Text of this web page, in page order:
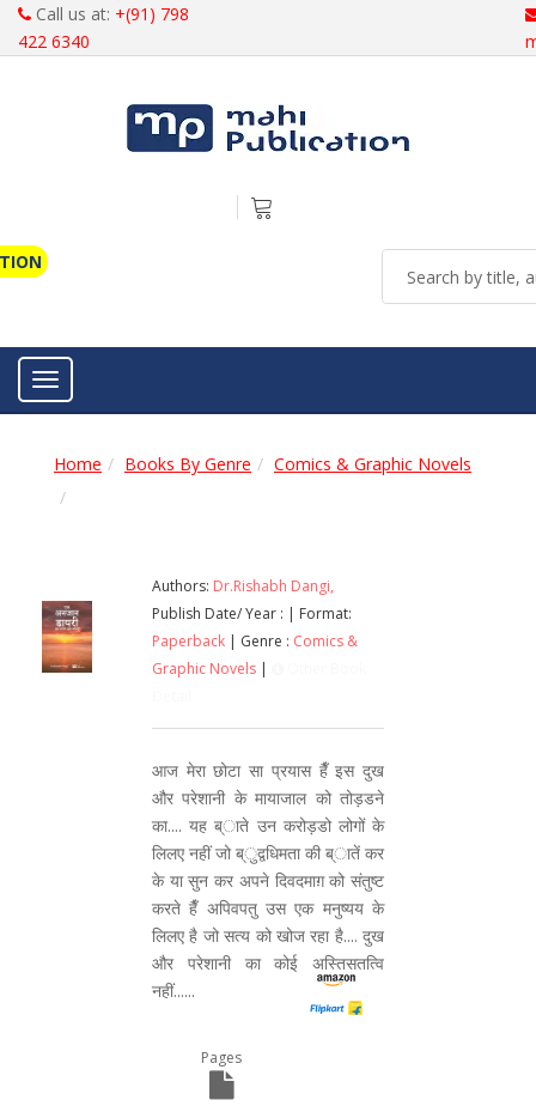
Call us at: +(91) 798
422 6340
Toggle navigation
Home Books By Genre Comics & Graphic Novels
Authors: Dr.Rishabh Dangi,
Publish Date/ Year : | Format:
Paperback | Genre : Comics &
Graphic Novels |
आज मेरा छोटा सा प्रयास हैँ इस दुख
और परेशानी के मायाजाल को तोड़डने
का.... यह ब्ाते उन करोड़डो लोगों के
लिलए नहीं जो ब्ुद्वधिमता की ब्ातें कर
के या सुन कर अपने दिवदमाग़ को संतुष्ट
करते हैँ अपिवपतु उस एक मनुष्यय के
लिलए है जो सत्य को खोज रहा है.... दुख
और परेशानी का कोई अस्तिसतत्वि
नहीं......
Pages